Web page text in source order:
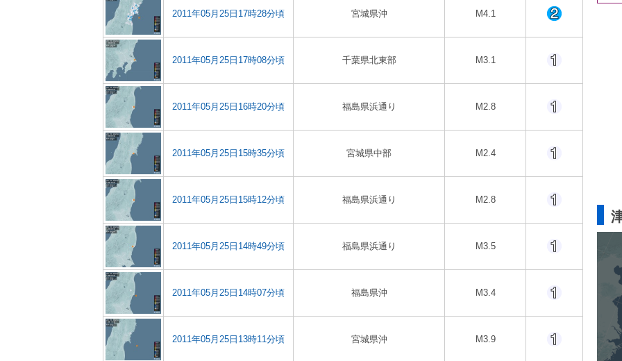
2011年05月25日17時28分頃 宮城県沖 M4.1
2011年05月25日17時08分頃 千葉県北東部 M3.1
2011年05月25日16時20分頃 福島県浜通り M2.8
2011年05月25日15時35分頃 宮城県中部 M2.4
2011年05月25日15時12分頃 福島県浜通り M2.8
2011年05月25日14時49分頃 福島県浜通り M3.5
2011年05月25日14時07分頃 福島県沖 M3.4
2011年05月25日13時11分頃 宮城県沖 M3.9